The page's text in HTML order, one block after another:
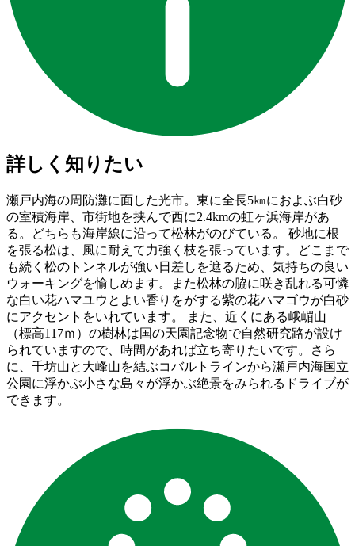
詳しく知りたい
瀬戸内海の周防灘に面した光市。東に全長5㎞におよぶ白砂
の室積海岸、市街地を挟んで西に2.4kmの虹ヶ浜海岸があ
る。どちらも海岸線に沿って松林がのびている。 砂地に根
を張る松は、風に耐えて力強く枝を張っています。どこまで
も続く松のトンネルが強い日差しを遮るため、気持ちの良い
ウォーキングを愉しめます。また松林の脇に咲き乱れる可憐
な白い花ハマユウとよい香りをがする紫の花ハマゴウが白砂
にアクセントをいれています。 また、近くにある峨嵋山
（標高117ｍ）の樹林は国の天園記念物で自然研究路が設け
られていますので、時間があれば立ち寄りたいです。さら
に、千坊山と大峰山を結ぶコバルトラインから瀬戸内海国立
公園に浮かぶ小さな島々が浮かぶ絶景をみられるドライブが
できます。